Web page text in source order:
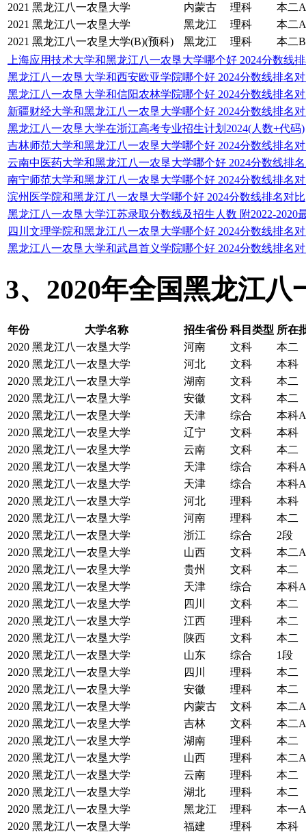
2021 黑龙江八一农垦大学 内蒙古 理科
本二A
2021 黑龙江八一农垦大学 黑龙江 理科
本二A
2021 黑龙江八一农垦大学(B)(预科) 黑龙江 理科
本二B
上海应用技术大学和黑龙江八一农垦大学哪个好 2024分数线
黑龙江八一农垦大学和西安欧亚学院哪个好 2024分数线排名
黑龙江八一农垦大学和信阳农林学院哪个好 2024分数线排名
新疆财经大学和黑龙江八一农垦大学哪个好 2024分数线排名
黑龙江八一农垦大学在浙江高考专业招生计划2024(人数+代码)
吉林师范大学和黑龙江八一农垦大学哪个好 2024分数线排名
云南中医药大学和黑龙江八一农垦大学哪个好 2024分数线排
南宁师范大学和黑龙江八一农垦大学哪个好 2024分数线排名
滨州医学院和黑龙江八一农垦大学哪个好 2024分数线排名对比
黑龙江八一农垦大学江苏录取分数线及招生人数 附2022-2020
四川文理学院和黑龙江八一农垦大学哪个好 2024分数线排名
黑龙江八一农垦大学和武昌首义学院哪个好 2024分数线排名
3、2020年全国黑龙江
年份 大学名称 招生省份 科目类型 所在
2020 黑龙江八一农垦大学 河南 文科
本二
2020 黑龙江八一农垦大学 河北 文科
本科
2020 黑龙江八一农垦大学 湖南 文科
本二
2020 黑龙江八一农垦大学 安徽 文科
本二
2020 黑龙江八一农垦大学 天津 综合
本科A
2020 黑龙江八一农垦大学 辽宁 文科
本科
2020 黑龙江八一农垦大学 云南 文科
本二
2020 黑龙江八一农垦大学 天津 综合
本科A
2020 黑龙江八一农垦大学 天津 综合
本科A
2020 黑龙江八一农垦大学 河北 理科
本科
2020 黑龙江八一农垦大学 河南 理科
本二
2020 黑龙江八一农垦大学 浙江 综合
2段
2020 黑龙江八一农垦大学 山西 文科
本二A
2020 黑龙江八一农垦大学 贵州 文科
本二
2020 黑龙江八一农垦大学 天津 综合
本科A
2020 黑龙江八一农垦大学 四川 文科
本二
2020 黑龙江八一农垦大学 江西 理科
本二
2020 黑龙江八一农垦大学 陕西 文科
本二
2020 黑龙江八一农垦大学 山东 综合
1段
2020 黑龙江八一农垦大学 四川 理科
本二
2020 黑龙江八一农垦大学 安徽 理科
本二
2020 黑龙江八一农垦大学 内蒙古 文科
本二A
2020 黑龙江八一农垦大学 吉林 文科
本二A
2020 黑龙江八一农垦大学 湖南 理科
本二
2020 黑龙江八一农垦大学 山西 理科
本二A
2020 黑龙江八一农垦大学 云南 理科
本二
2020 黑龙江八一农垦大学 湖北 理科
本二
2020 黑龙江八一农垦大学 黑龙江 理科
本一A
2020 黑龙江八一农垦大学 福建 理科 本科